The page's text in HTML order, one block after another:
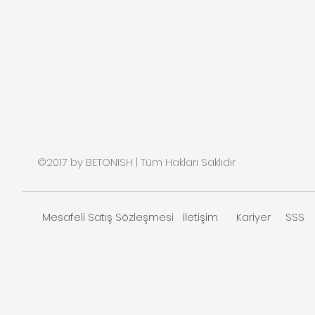
©2017 by BETONISH | Tüm Hakları Saklıdır
Mesafeli Satış Sözleşmesi İletişim Kariyer SSS